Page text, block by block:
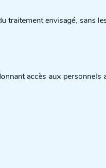
traitement envisagé, sans
accès aux